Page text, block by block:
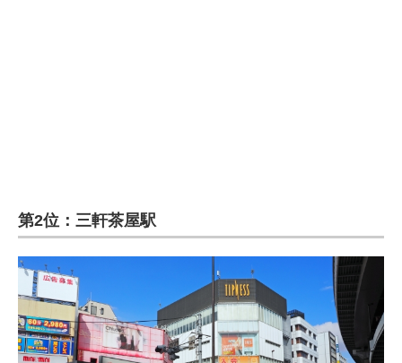
エレクトロニクス専門サイト
電子設計の基本と応用
エネルギーの専門メディア
建設×テクノロジーの最前線
第2位：三軒茶屋駅